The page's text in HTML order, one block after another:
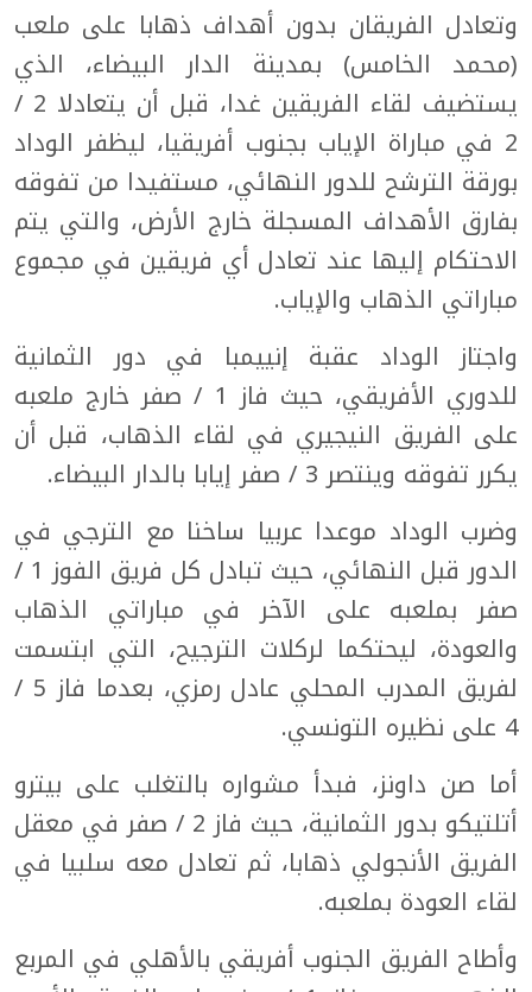
وتعادل الفريقان بدون أهداف ذهابا على ملعب
(محمد الخامس) بمدينة الدار البيضاء، الذي
يستضيف لقاء الفريقين غدا، قبل أن يتعادلا 2 /
2 في مباراة الإياب بجنوب أفريقيا، ليظفر الوداد
بورقة الترشح للدور النهائي، مستفيدا من تفوقه
بفارق الأهداف المسجلة خارج الأرض، والتي يتم
الاحتكام إليها عند تعادل أي فريقين في مجموع
مباراتي الذهاب والإياب.
واجتاز الوداد عقبة إنييمبا في دور الثمانية
للدوري الأفريقي، حيث فاز 1 / صفر خارج ملعبه
على الفريق النيجيري في لقاء الذهاب، قبل أن
يكرر تفوقه وينتصر 3 / صفر إيابا بالدار البيضاء.
وضرب الوداد موعدا عربيا ساخنا مع الترجي في
الدور قبل النهائي، حيث تبادل كل فريق الفوز 1 /
صفر بملعبه على الآخر في مباراتي الذهاب
والعودة، ليحتكما لركلات الترجيح، التي ابتسمت
لفريق المدرب المحلي عادل رمزي، بعدما فاز 5 /
4 على نظيره التونسي.
أما صن داونز، فبدأ مشواره بالتغلب على بيترو
أتلتيكو بدور الثمانية، حيث فاز 2 / صفر في معقل
الفريق الأنجولي ذهابا، ثم تعادل معه سلبيا في
لقاء العودة بملعبه.
وأطاح الفريق الجنوب أفريقي بالأهلي في المربع